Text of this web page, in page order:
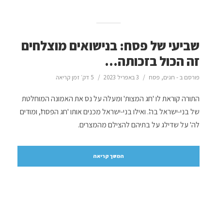
שביעי של פסח: בנישואים מוצלחים
זה הכול בזכותה…
פורסם ב - חגים, פסח 3 באפריל 2023 5 דק׳ זמן קריאה
התורה קוראת לו 'חג המצות' ומעלה על נס את האמונה המוחלטת
של בני-ישראל בה'. ואילו בני-ישראל מכנים אותו 'חג הפסח', ומודים
לה' על שדילג על בתיהם להצילם מהמצרים.
המשך קריאה